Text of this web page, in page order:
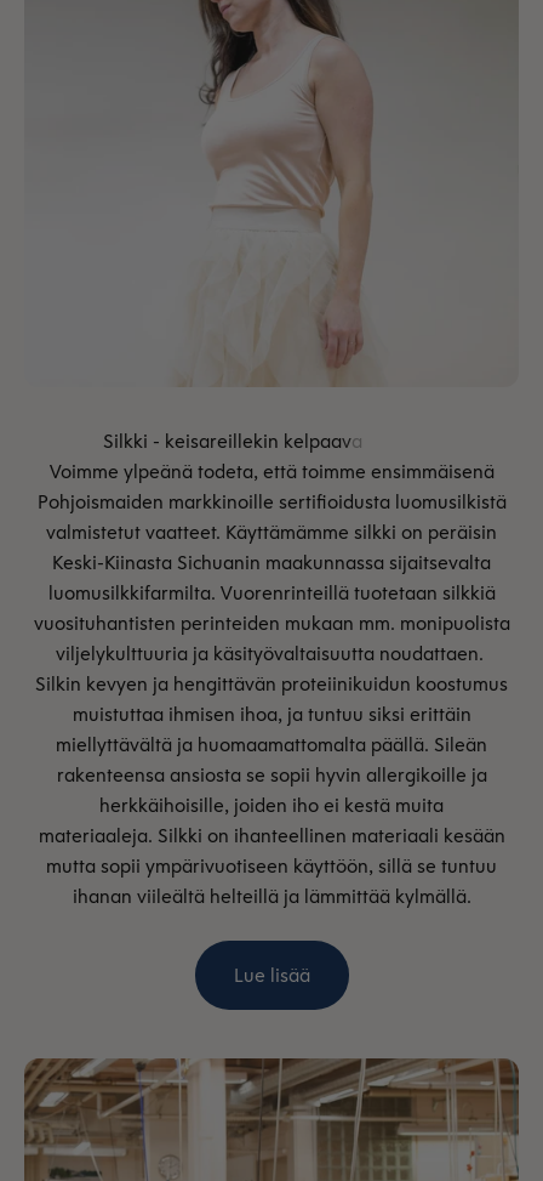
Voimme ylpeänä todeta, että toimme ensimmäisenä
Pohjoismaiden markkinoille sertifioidusta luomusilkistä
valmistetut vaatteet. Käyttämämme silkki on peräisin
Keski-Kiinasta Sichuanin maakunnassa sijaitsevalta
luomusilkkifarmilta. Vuorenrinteillä tuotetaan silkkiä
vuosituhantisten perinteiden mukaan mm. monipuolista
viljelykulttuuria ja käsityövaltaisuutta noudattaen.
Silkin kevyen ja hengittävän proteiinikuidun koostumus
muistuttaa ihmisen ihoa, ja tuntuu siksi erittäin
miellyttävältä ja huomaamattomalta päällä. Sileän
rakenteensa ansiosta se sopii hyvin allergikoille ja
herkkäihoisille, joiden iho ei kestä muita
materiaaleja. Silkki on ihanteellinen materiaali kesään
mutta sopii ympärivuotiseen käyttöön, sillä se tuntuu
ihanan viileältä helteillä ja lämmittää kylmällä.
Lue lisää